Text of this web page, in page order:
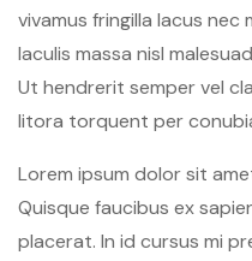
vivamus fringilla lacus
Iaculis massa nisl
Ut hendrerit semper vel
litora torquent per
Lorem ipsum dolor sit
Quisque faucibus ex
placerat. In id cursus mi